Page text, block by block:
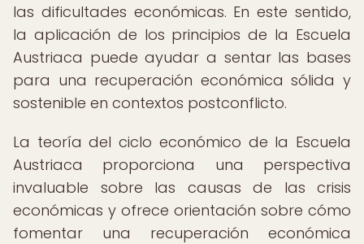
las dificultades económicas. En este sentido,
la aplicación de los principios de la Escuela
Austriaca puede ayudar a sentar las bases
para una recuperación económica sólida y
sostenible en contextos postconflicto.
La teoría del ciclo económico de la Escuela
Austriaca proporciona una perspectiva
invaluable sobre las causas de las crisis
económicas y ofrece orientación sobre cómo
fomentar una recuperación económica